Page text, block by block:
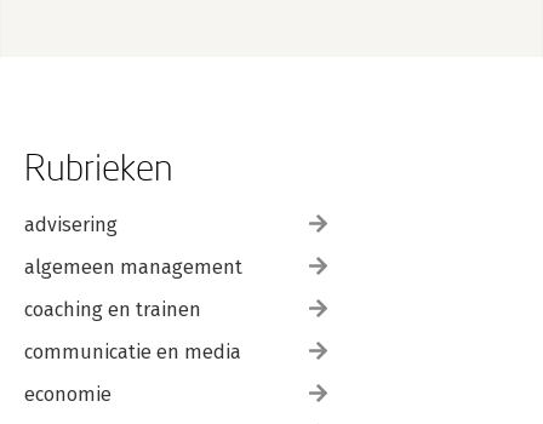
Rubrieken
advisering
algemeen management
coaching en trainen
communicatie en media
economie